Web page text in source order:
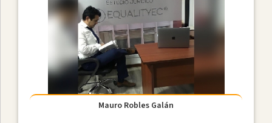
Mauro Robles Galán